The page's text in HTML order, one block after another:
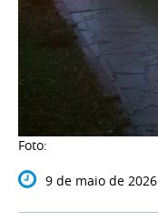
Foto:
9 de maio de 2026